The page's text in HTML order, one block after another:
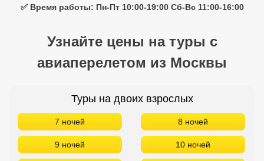
✅ Время работы: Пн-Пт 10:00-19:00 Сб-Вс 11:00-16:00
Узнайте цены на туры с
авиаперелетом из Москвы
Туры на двоих взрослых
7 ночей 8 ночей
9 ночей 10 ночей